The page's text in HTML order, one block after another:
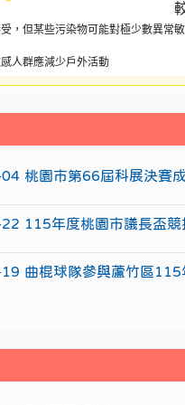
，但某些污染物可能對極少數異常
人群應減少戶外活動
桃園市第66屆科展決賽成
115年度桃園市議長盃競
曲棍球隊參與蘆竹區115